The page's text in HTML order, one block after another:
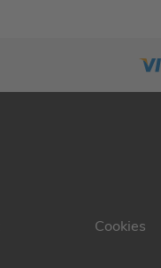
Cookies